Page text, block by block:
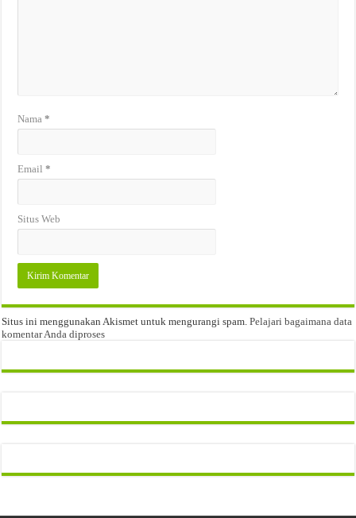
Nama*
Email*
Situs Web
Situs ini menggunakan Akismet untuk mengurangi spam.Pelajari bagaimana data
komentar Anda diproses